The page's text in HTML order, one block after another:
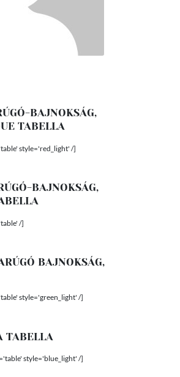
BAJNOKSÁG,
TABELLA
style='red_light' /]
BAJNOKSÁG,
/]
BAJNOKSÁG,
style='green_light' /]
TABELLA
style='blue_light' /]